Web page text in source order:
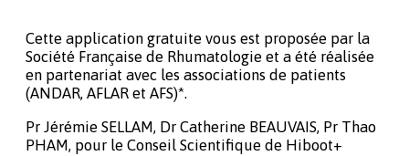
Cette application gratuite vous est proposée par la
Société Française de Rhumatologie et a été réalisée
en partenariat avec les associations de patients
(ANDAR, AFLAR et AFS)*.
Pr Jérémie SELLAM, Dr Catherine BEAUVAIS, Pr Thao
PHAM, pour le Conseil Scientifique de Hiboot+